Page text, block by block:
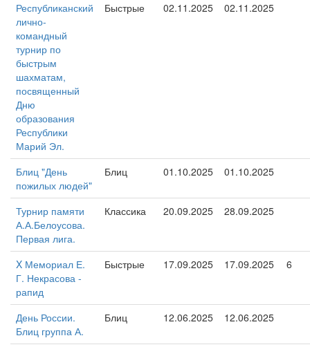
Республиканский
лично-
командный
турнир по
быстрым
шахматам,
посвященный
Дню
образования
Республики
Марий Эл.
Быстрые 02.11.2025 02.11.2025
Блиц "День
пожилых людей"
Блиц 01.10.2025 01.10.2025
Турнир памяти
А.А.Белоусова.
Первая лига.
Классика 20.09.2025 28.09.2025
X Мемориал Е.
Г. Некрасова -
рапид
Быстрые 17.09.2025 17.09.2025 6
День России.
Блиц группа А.
Блиц 12.06.2025 12.06.2025